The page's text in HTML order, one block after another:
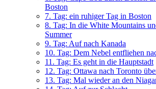
Boston
7. Tag: ein ruhiger Tag in Boston
8. Tag: In die White Mountains
Summer
9. Tag: Auf nach Kanada
10. Tag: Dem Nebel entfliehen
11. Tag: Es geht in die Hauptstadt
12. Tag: Ottawa nach Toronto
13. Tag: Mal wieder an den